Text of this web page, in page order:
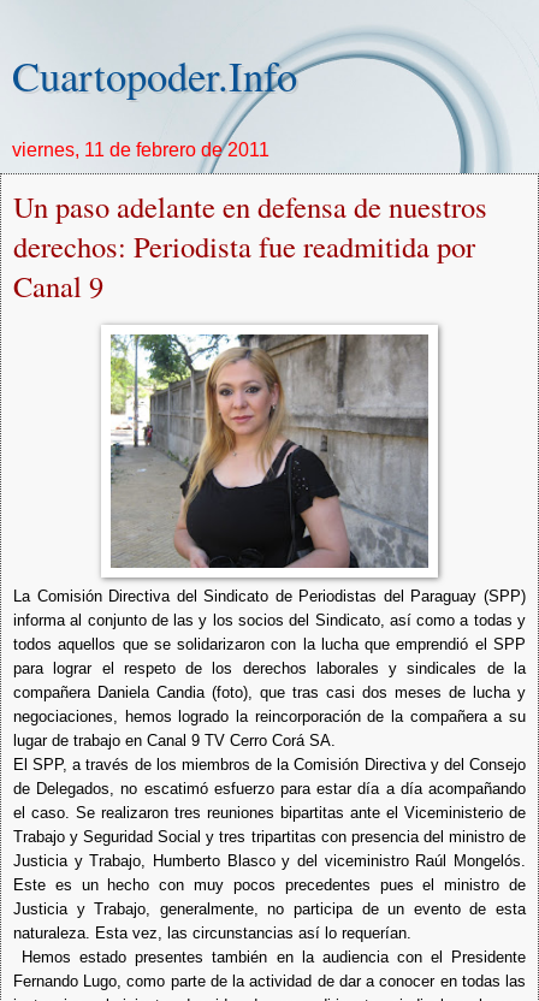
Cuartopoder.Info
viernes, 11 de febrero de 2011
Un paso adelante en defensa de nuestros
derechos: Periodista fue readmitida por
Canal 9
La Comisión Directiva del Sindicato de Periodistas del Paraguay (SPP)
informa al conjunto de las y los socios del Sindicato, así como a todas y
todos aquellos que se solidarizaron con la lucha que emprendió el SPP
para lograr el respeto de los derechos laborales y sindicales de la
compañera Daniela Candia (foto), que tras casi dos meses de lucha y
negociaciones, hemos logrado la reincorporación de la compañera a su
lugar de trabajo en Canal 9 TV Cerro Corá SA.
El SPP, a través de los miembros de la Comisión Directiva y del Consejo
de Delegados, no escatimó esfuerzo para estar día a día acompañando
el caso. Se realizaron tres reuniones bipartitas ante el Viceministerio de
Trabajo y Seguridad Social y tres tripartitas con presencia del ministro de
Justicia y Trabajo, Humberto Blasco y del viceministro Raúl Mongelós.
Este es un hecho con muy pocos precedentes pues el ministro de
Justicia y Trabajo, generalmente, no participa de un evento de esta
naturaleza. Esta vez, las circunstancias así lo requerían.
Hemos estado presentes también en la audiencia con el Presidente
Fernando Lugo, como parte de la actividad de dar a conocer en todas las